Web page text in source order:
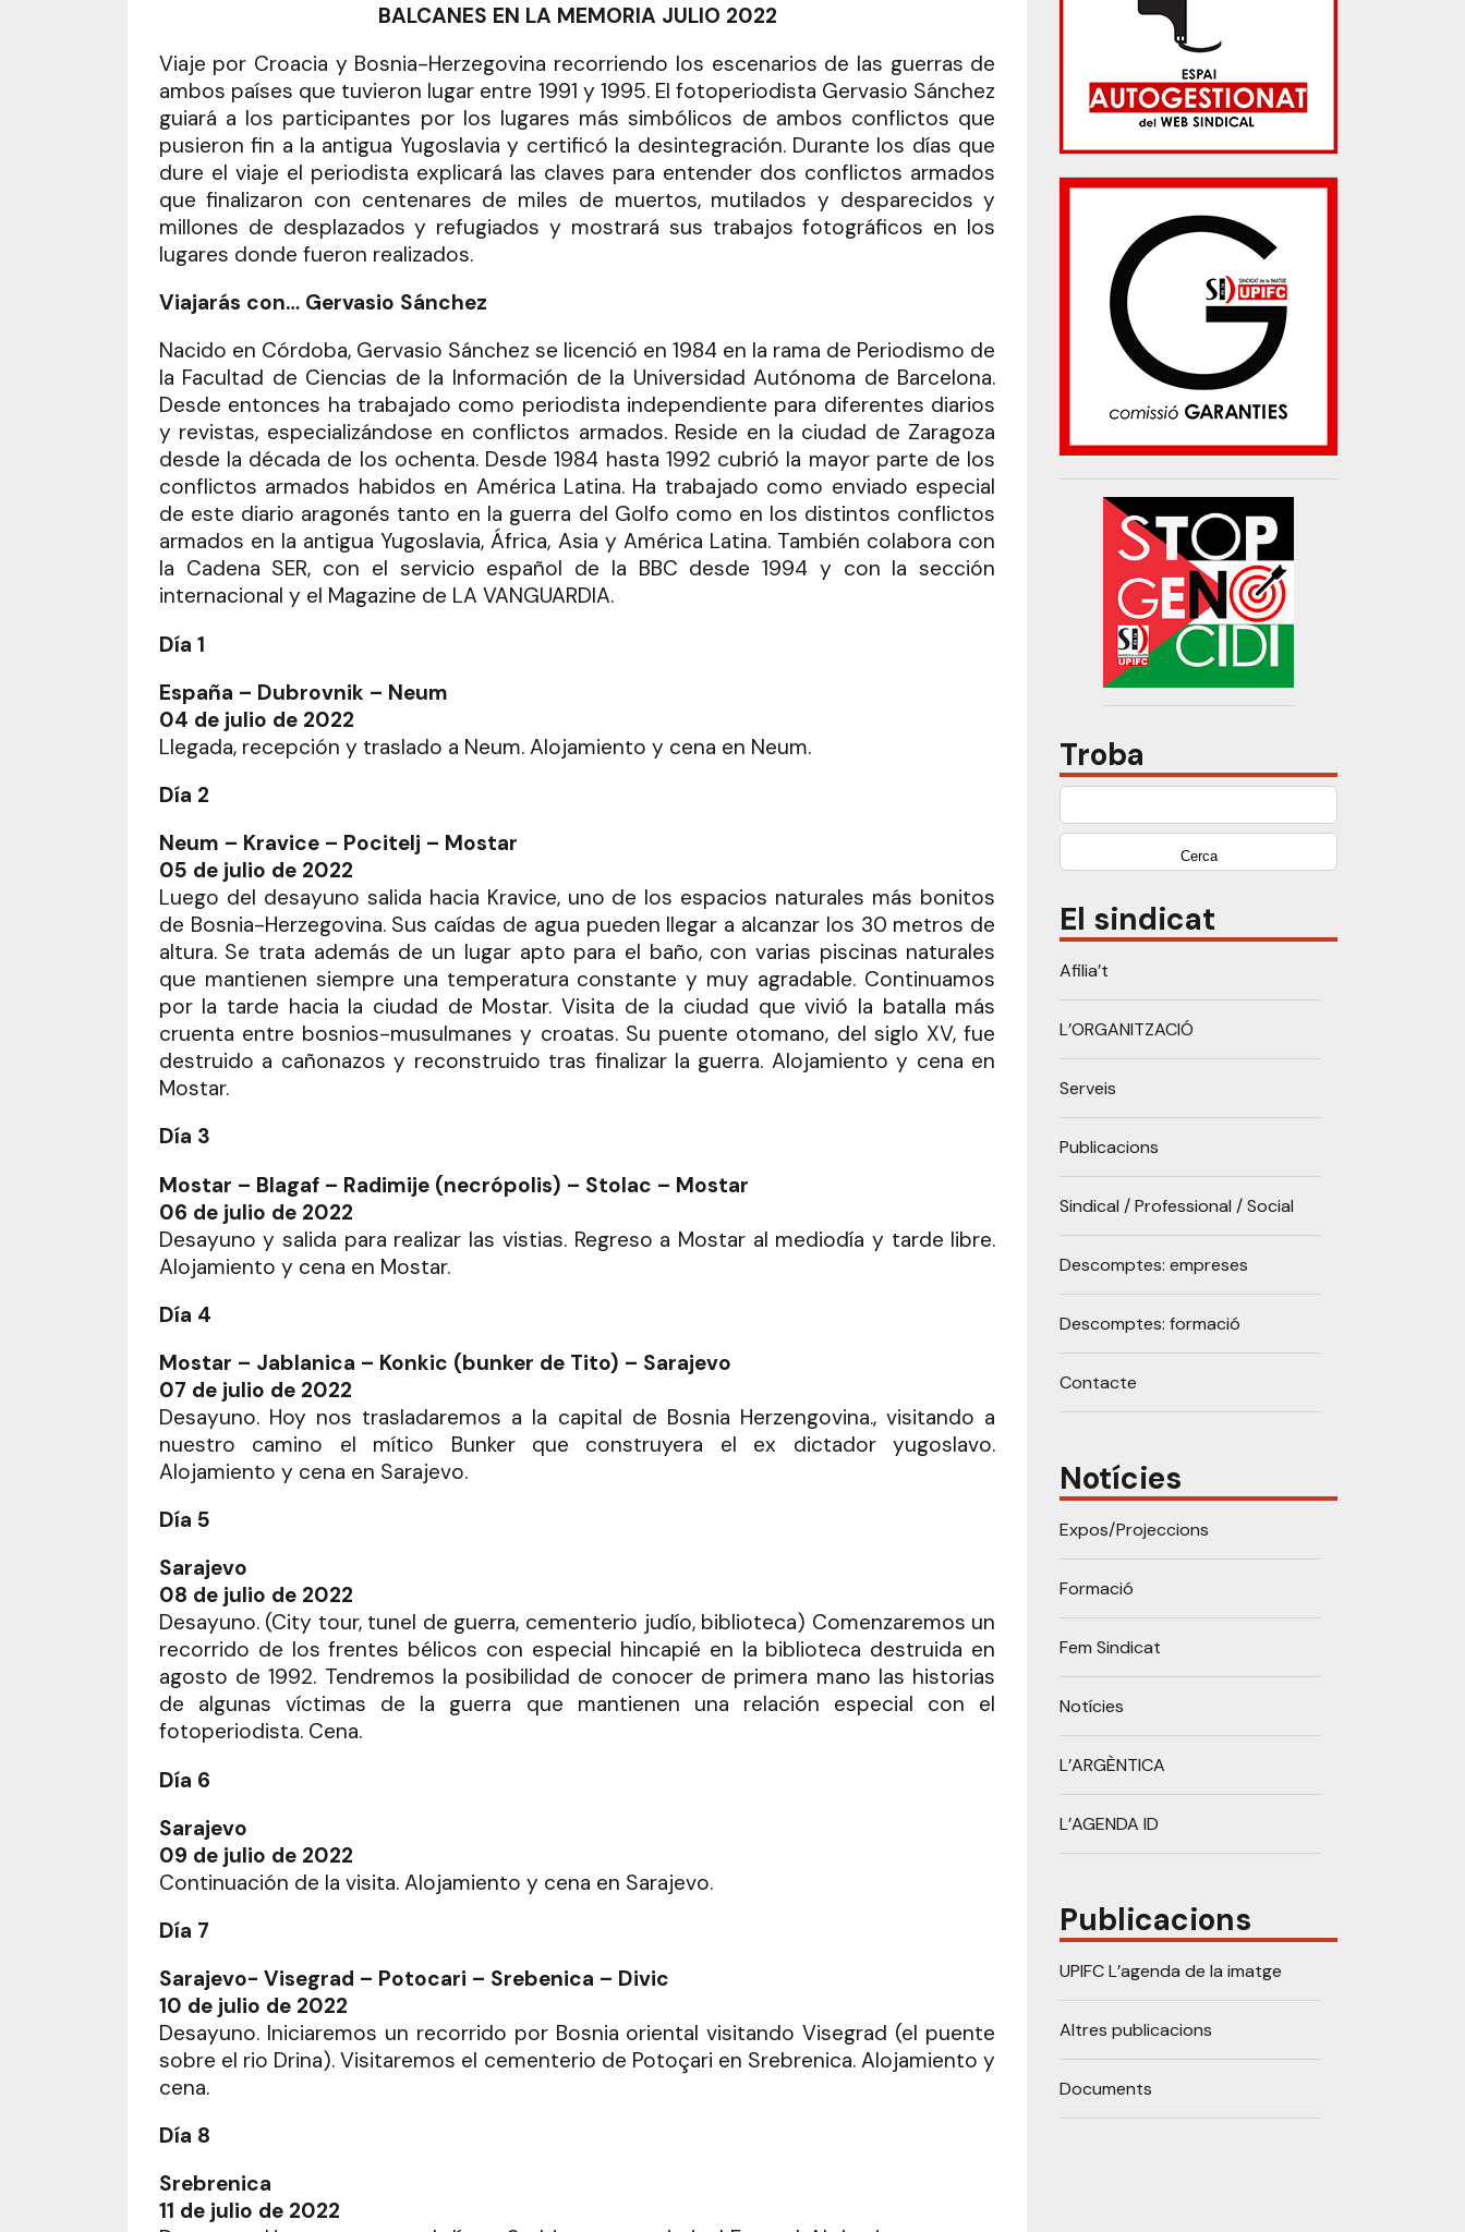
BALCANES EN LA MEMORIA JULIO 2022
Viaje por Croacia y Bosnia-Herzegovina recorriendo los escenarios de las guerras de
ambos países que tuvieron lugar entre 1991 y 1995. El fotoperiodista Gervasio Sánchez
guiará a los participantes por los lugares más simbólicos de ambos conflictos que
pusieron fin a la antigua Yugoslavia y certificó la desintegración. Durante los días que
dure el viaje el periodista explicará las claves para entender dos conflictos armados
que finalizaron con centenares de miles de muertos, mutilados y desparecidos y
millones de desplazados y refugiados y mostrará sus trabajos fotográficos en los
lugares donde fueron realizados.
Viajarás con… Gervasio Sánchez
Nacido en Córdoba, Gervasio Sánchez se licenció en 1984 en la rama de Periodismo de
la Facultad de Ciencias de la Información de la Universidad Autónoma de Barcelona.
Desde entonces ha trabajado como periodista independiente para diferentes diarios
y revistas, especializándose en conflictos armados. Reside en la ciudad de Zaragoza
desde la década de los ochenta. Desde 1984 hasta 1992 cubrió la mayor parte de los
conflictos armados habidos en América Latina. Ha trabajado como enviado especial
de este diario aragonés tanto en la guerra del Golfo como en los distintos conflictos
armados en la antigua Yugoslavia, África, Asia y América Latina. También colabora con
la Cadena SER, con el servicio español de la BBC desde 1994 y con la sección
internacional y el Magazine de LA VANGUARDIA.
Día 1
España – Dubrovnik – Neum
04 de julio de 2022
Llegada, recepción y traslado a Neum. Alojamiento y cena en Neum.
Día 2
Neum – Kravice – Pocitelj – Mostar
05 de julio de 2022
Luego del desayuno salida hacia Kravice, uno de los espacios naturales más bonitos
de Bosnia-Herzegovina. Sus caídas de agua pueden llegar a alcanzar los 30 metros de
altura. Se trata además de un lugar apto para el baño, con varias piscinas naturales
que mantienen siempre una temperatura constante y muy agradable. Continuamos
por la tarde hacia la ciudad de Mostar. Visita de la ciudad que vivió la batalla más
cruenta entre bosnios-musulmanes y croatas. Su puente otomano, del siglo XV, fue
destruido a cañonazos y reconstruido tras finalizar la guerra. Alojamiento y cena en
Mostar.
Día 3
Mostar – Blagaf – Radimije (necrópolis) – Stolac – Mostar
06 de julio de 2022
Desayuno y salida para realizar las vistias. Regreso a Mostar al mediodía y tarde libre.
Alojamiento y cena en Mostar.
Día 4
Mostar – Jablanica – Konkic (bunker de Tito) – Sarajevo
07 de julio de 2022
Desayuno. Hoy nos trasladaremos a la capital de Bosnia Herzengovina., visitando a
nuestro camino el mítico Bunker que construyera el ex dictador yugoslavo.
Alojamiento y cena en Sarajevo.
Día 5
Sarajevo
08 de julio de 2022
Desayuno. (City tour, tunel de guerra, cementerio judío, biblioteca) Comenzaremos un
recorrido de los frentes bélicos con especial hincapié en la biblioteca destruida en
agosto de 1992. Tendremos la posibilidad de conocer de primera mano las historias
de algunas víctimas de la guerra que mantienen una relación especial con el
fotoperiodista. Cena.
Día 6
Sarajevo
09 de julio de 2022
Continuación de la visita. Alojamiento y cena en Sarajevo.
Día 7
Sarajevo- Visegrad – Potocari – Srebenica – Divic
10 de julio de 2022
Desayuno. Iniciaremos un recorrido por Bosnia oriental visitando Visegrad (el puente
sobre el rio Drina). Visitaremos el cementerio de Potoçari en Srebrenica. Alojamiento y
cena.
Día 8
Srebrenica
11 de julio de 2022
Troba
Cerca:
El sindicat
Afilia’t
L’ORGANITZACIÓ
Serveis
Publicacions
Sindical / Professional / Social
Descomptes: empreses
Descomptes: formació
Contacte
Notícies
Expos/Projeccions
Formació
Fem Sindicat
Notícies
L’ARGÈNTICA
L’AGENDA ID
Publicacions
UPIFC L’agenda de la imatge
Altres publicacions
Documents